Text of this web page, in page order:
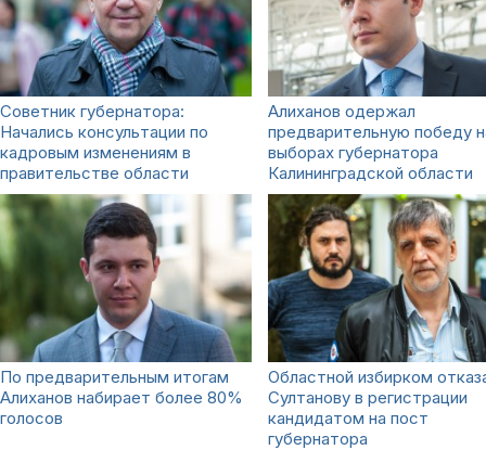
Советник губернатора:
Начались консультации по
кадровым изменениям в
правительстве области
Алиханов одержал
предварительную победу
выборах губернатора
Калининградской области
По предварительным итогам
Алиханов набирает более 80%
голосов
Областной избирком
Султанову в регистрации
кандидатом на пост
губернатора